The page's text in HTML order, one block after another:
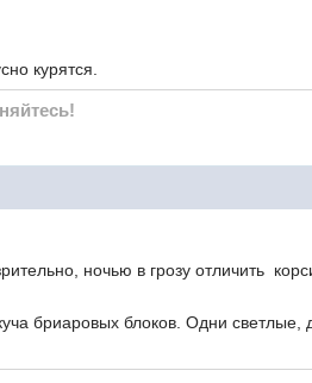
курятся.
ночью в грозу отличить
бриаровых блоков. Одни светлые,